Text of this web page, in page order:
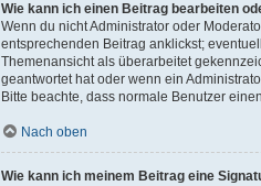
Wie kann ich einen Beitrag bearbeiten
Wenn du nicht Administrator oder
entsprechenden Beitrag anklickst;
Themenansicht als überarbeitet
geantwortet hat oder wenn ein
Bitte beachte, dass normale Benutzer
Nach oben
Wie kann ich meinem Beitrag eine